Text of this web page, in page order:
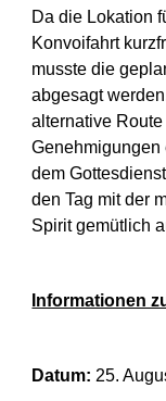
Da die Lokation
Konvoifahrt
musste die
abgesagt
alternative
Genehmigungen
dem
den Tag mit der
Spirit gemütlich
Informationen
Datum: 25.